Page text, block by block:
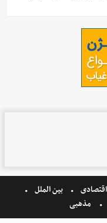
اقتصادی
بین الملل
مذهبی